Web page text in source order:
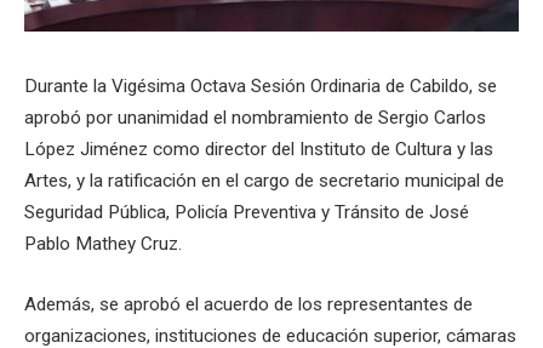
Durante la Vigésima Octava Sesión Ordinaria de Cabildo, se
aprobó por unanimidad el nombramiento de Sergio Carlos
López Jiménez como director del Instituto de Cultura y las
Artes, y la ratificación en el cargo de secretario municipal de
Seguridad Pública, Policía Preventiva y Tránsito de José
Pablo Mathey Cruz.
Además, se aprobó el acuerdo de los representantes de
organizaciones, instituciones de educación superior, cámaras